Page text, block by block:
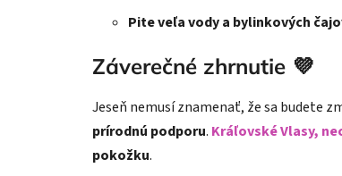
Pite veľa vody a bylinkových
Záverečné zhrnutie 💜
Jeseň nemusí znamenať, že sa budete
prírodnú podporu. Kráľovské Vlasy,
pokožku.